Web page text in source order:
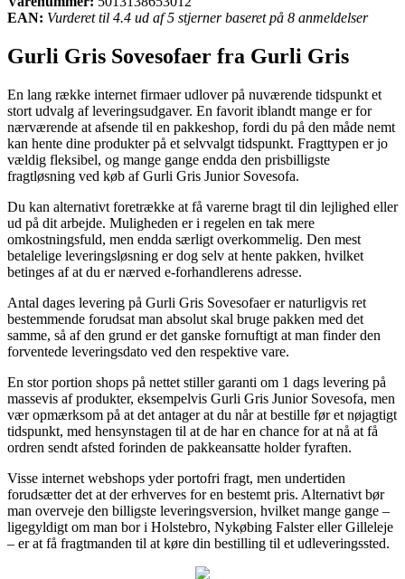
EAN: Vurderet til 4.4 ud af 5 stjerner baseret på 8 anmeldelser
Gurli Gris Sovesofaer fra Gurli Gris
En lang række internet firmaer udlover på nuværende tidspunkt et
stort udvalg af leveringsudgaver. En favorit iblandt mange er for
nærværende at afsende til en pakkeshop, fordi du på den måde nemt
kan hente dine produkter på et selvvalgt tidspunkt. Fragttypen er jo
vældig fleksibel, og mange gange endda den prisbilligste
fragtløsning ved køb af Gurli Gris Junior Sovesofa.
Du kan alternativt foretrække at få varerne bragt til din lejlighed eller
ud på dit arbejde. Muligheden er i regelen en tak mere
omkostningsfuld, men endda særligt overkommelig. Den mest
betalelige leveringsløsning er dog selv at hente pakken, hvilket
betinges af at du er nærved e-forhandlerens adresse.
Antal dages levering på Gurli Gris Sovesofaer er naturligvis ret
bestemmende forudsat man absolut skal bruge pakken med det
samme, så af den grund er det ganske fornuftigt at man finder den
forventede leveringsdato ved den respektive vare.
En stor portion shops på nettet stiller garanti om 1 dags levering på
massevis af produkter, eksempelvis Gurli Gris Junior Sovesofa, men
vær opmærksom på at det antager at du når at bestille før et nøjagtigt
tidspunkt, med hensynstagen til at de har en chance for at nå at få
ordren sendt afsted forinden de pakkeansatte holder fyraften.
Visse internet webshops yder portofri fragt, men undertiden
forudsætter det at der erhverves for en bestemt pris. Alternativt bør
man overveje den billigste leveringsversion, hvilket mange gange –
ligegyldigt om man bor i Holstebro, Nykøbing Falster eller Gilleleje
– er at få fragtmanden til at køre din bestilling til et udleveringssted.